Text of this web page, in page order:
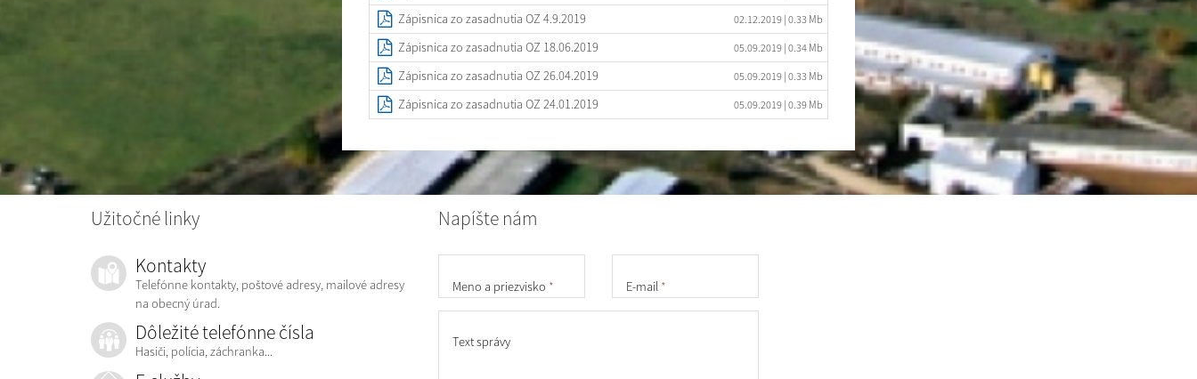
Zápisnica zo zasadnutia OZ 4.9.2019 02.12.2019 | 0.33 Mb
Zápisnica zo zasadnutia OZ 18.06.2019 05.09.2019 | 0.34 Mb
Zápisnica zo zasadnutia OZ 26.04.2019 05.09.2019 | 0.33 Mb
Zápisnica zo zasadnutia OZ 24.01.2019 05.09.2019 | 0.39 Mb
Napíšte nám
Meno a priezvisko * E-mail *
Text správy
Užitočné linky
Kontakty
Telefónne kontakty, poštové adresy, mailové adresy
na obecný úrad.
Dôležité telefónne čísla
Hasiči, polícia, záchranka...